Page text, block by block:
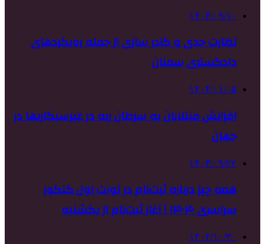
۱۴۰۳/۰۹/۱۰
نظارت جدی و کادر سازی از جمله رویکردهای
دادگستری سمنان
۱۴۰۴/۰۱/۰۵
افزایش مبتلایان به سرطان ریه در غیرسیگاریها در
جهان
۱۴۰۳/۰۹/۲۲
همه چیز درباره ثبت‌نام در نوبت اول کنکور
سراسری ۱۴۰۴ | آغاز ثبت‌نام از یکشنبه
۱۴۰۲/۱۰/۳۰